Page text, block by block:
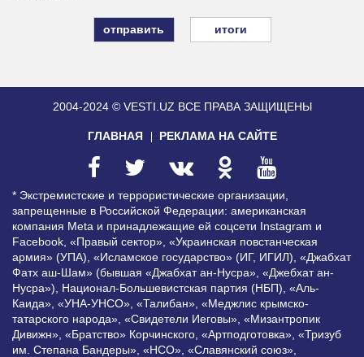
итоги
2004-2024 © VESTI.UZ ВСЕ ПРАВА ЗАЩИЩЕНЫ
ГЛАВНАЯ РЕКЛАМА НА САЙТЕ
* Экстремистские и террористические организации,
запрещенные в Российской Федерации: американская
компания Meta и принадлежащие ей соцсети Instagram и
Facebook, «Правый сектор», «Украинская повстанческая
армия» (УПА), «Исламское государство» (ИГ, ИГИЛ), «Джабхат
Фатх аш-Шам» (бывшая «Джабхат ан-Нусра», «Джебхат ан-
Нусра»), Национал-Большевистская партия (НБП), «Аль-
Каида», «УНА-УНСО», «Талибан», «Меджлис крымско-
татарского народа», «Свидетели Иеговы», «Мизантропик
Дивижн», «Братство» Корчинского, «Артподготовка», «Тризуб
им. Степана Бандеры», «НСО», «Славянский союз»,